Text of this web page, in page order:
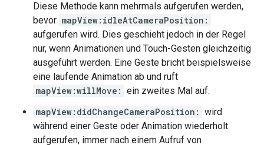
Diese Methode kann mehrmals aufgerufen werden,
bevor mapView:idleAtCameraPosition:
aufgerufen wird. Dies geschieht jedoch in der Regel
nur, wenn Animationen und Touch-Gesten gleichzeitig
ausgeführt werden. Eine Geste bricht beispielsweise
eine laufende Animation ab und ruft
mapView:willMove: ein zweites Mal auf.
mapView:didChangeCameraPosition: wird
während einer Geste oder Animation wiederholt
aufgerufen, immer nach einem Aufruf von